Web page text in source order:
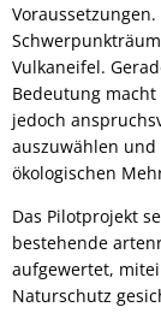
Vulkaneifel.
Bedeutung
jedoch
auszuwählen
ökologischen
Das Pilotprojekt
bestehende
aufgewertet,
Naturschutz